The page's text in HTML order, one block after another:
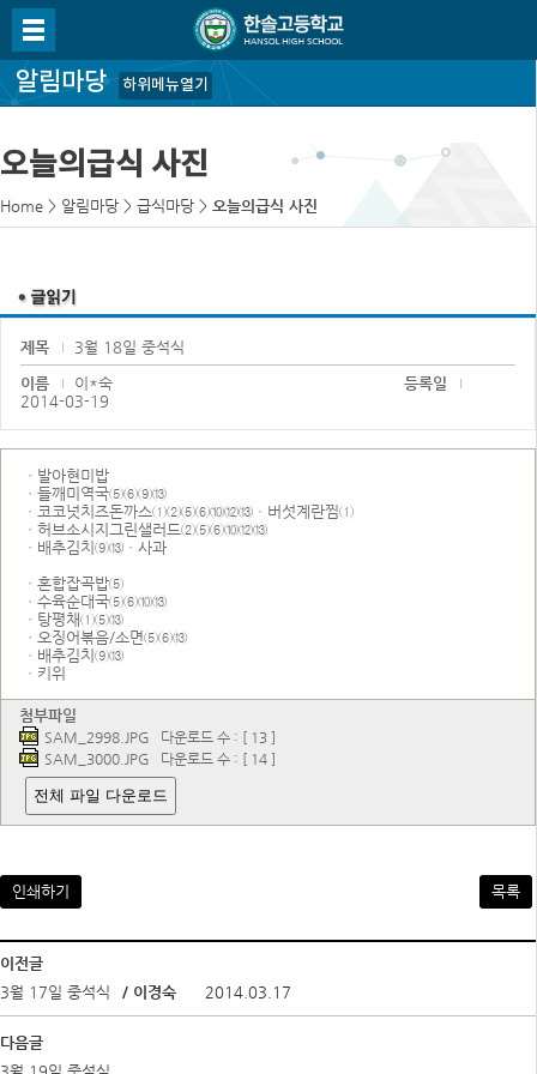
알림마당 하위메뉴열기
오늘의급식 사진
Home > 알림마당 > 급식마당 > 오늘의급식 사진
제목
3월 18일 중석식
이름
이*숙
등록일
2014-03-19
ㆍ발아현미밥
ㆍ들깨미역국⑤⑥⑨⑬
ㆍ코코넛치즈돈까스①②⑤⑥⑩⑫⑬ㆍ버섯계란찜①
ㆍ허브소시지그린샐러드②⑤⑥⑩⑫⑬
ㆍ배추김치⑨⑬ㆍ사과
ㆍ혼합잡곡밥⑤
ㆍ수육순대국⑤⑥⑩⑬
ㆍ탕평채①⑤⑬
ㆍ오징어볶음/소면⑤⑥⑬
ㆍ배추김치⑨⑬
ㆍ키위
첨부파일
SAM_2998.JPG 다운로드 수 : [ 13 ]
SAM_3000.JPG 다운로드 수 : [ 14 ]
전체 파일 다운로드
인쇄하기 목록
이전글
3월 17일 중석식
/ 이경숙 2014.03.17
다음글